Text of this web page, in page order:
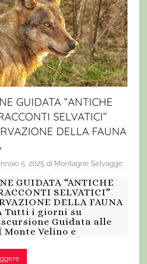
GUIDATA “ANTICHE
SELVATICI”
DELLA FAUNA
5, 2025 di Montagne Selvagge
GUIDATA “ANTICHE
SELVATICI”
DELLA FAUNA
Tutti i giorni su
Guidata alle
Velino e